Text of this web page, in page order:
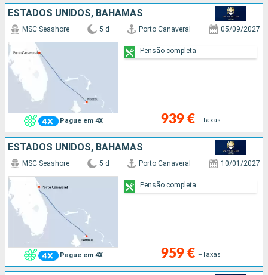
ESTADOS UNIDOS, BAHAMAS
Pague em 4X
MSC Seashore 5 d Porto Canaveral 05/09/2027
939 € +Taxas
Pensão completa
ESTADOS UNIDOS, BAHAMAS
Pague em 4X
MSC Seashore 5 d Porto Canaveral 10/01/2027
959 € +Taxas
Pensão completa